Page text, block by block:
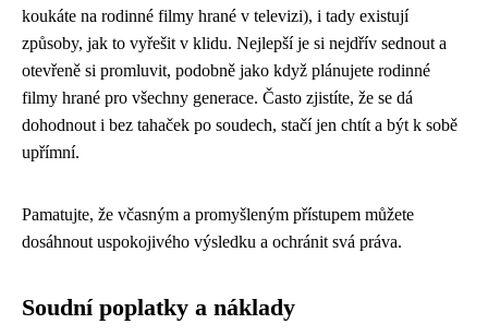
koukáte na rodinné filmy hrané v televizi), i tady existují
způsoby, jak to vyřešit v klidu. Nejlepší je si nejdřív sednout a
otevřeně si promluvit, podobně jako když plánujete rodinné
filmy hrané pro všechny generace. Často zjistíte, že se dá
dohodnout i bez tahaček po soudech, stačí jen chtít a být k sobě
upřímní.
Pamatujte, že včasným a promyšleným přístupem můžete
dosáhnout uspokojivého výsledku a ochránit svá práva.
Soudní poplatky a náklady